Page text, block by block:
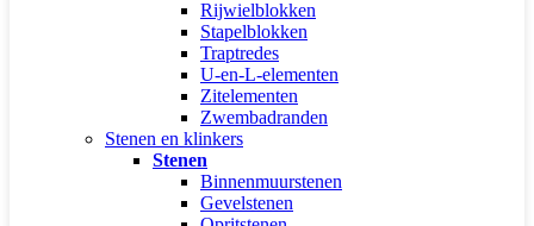
Rijwielblokken
Stapelblokken
Traptredes
U-en-L-elementen
Zitelementen
Zwembadranden
Stenen en klinkers
Stenen
Binnenmuurstenen
Gevelstenen